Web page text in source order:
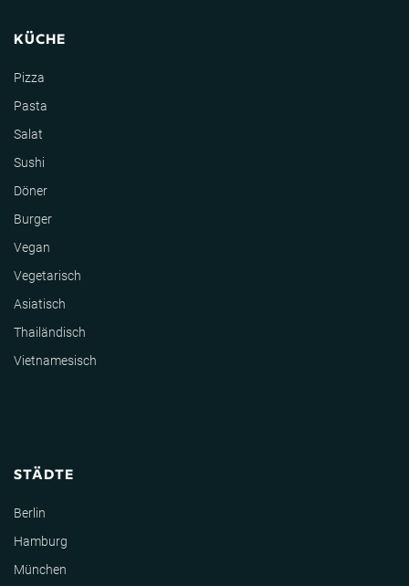
KÜCHE
Pizza
Pasta
Salat
Sushi
Döner
Burger
Vegan
Vegetarisch
Asiatisch
Thailändisch
Vietnamesisch
STÄDTE
Berlin
Hamburg
München